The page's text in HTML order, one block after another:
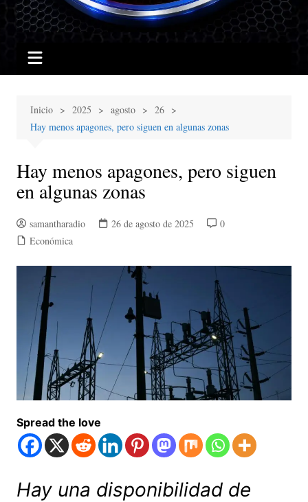
Inicio 2025 agosto
26
Hay menos apagones, pero siguen en algunas zonas
Hay menos apagones, pero siguen
en algunas zonas
samantharadio 26 de agosto de 2025
0
Económica
Spread the love
Hay una disponibilidad de